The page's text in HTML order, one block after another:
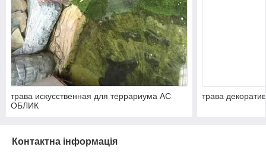
трава искусственная для террариума АС
ОБЛИК
трава
Контактна інформація